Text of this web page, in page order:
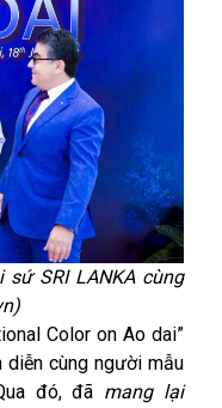
SRI LANKA cùng
Color on Ao dai”
cùng người mẫu
đó, đã mang lại